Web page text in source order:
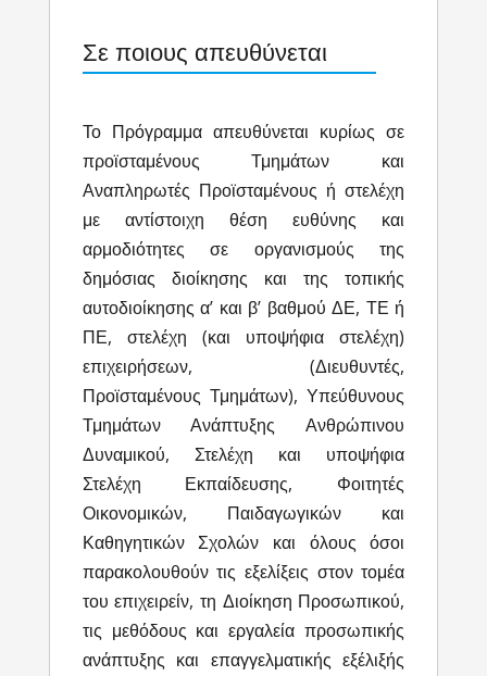
Σε ποιους απευθύνεται
Το Πρόγραμμα απευθύνεται κυρίως σε
προϊσταμένους Τμημάτων και
Αναπληρωτές Προϊσταμένους ή στελέχη
με αντίστοιχη θέση ευθύνης και
αρμοδιότητες σε οργανισμούς της
δημόσιας διοίκησης και της τοπικής
αυτοδιοίκησης α’ και β’ βαθμού ΔΕ, ΤΕ ή
ΠΕ, στελέχη (και υποψήφια στελέχη)
επιχειρήσεων, (Διευθυντές,
Προϊσταμένους Τμημάτων), Υπεύθυνους
Τμημάτων Ανάπτυξης Ανθρώπινου
Δυναμικού, Στελέχη και υποψήφια
Στελέχη Εκπαίδευσης, Φοιτητές
Οικονομικών, Παιδαγωγικών και
Καθηγητικών Σχολών και όλους όσοι
παρακολουθούν τις εξελίξεις στον τομέα
του επιχειρείν, τη Διοίκηση Προσωπικού,
τις μεθόδους και εργαλεία προσωπικής
ανάπτυξης και επαγγελματικής εξέλιξής